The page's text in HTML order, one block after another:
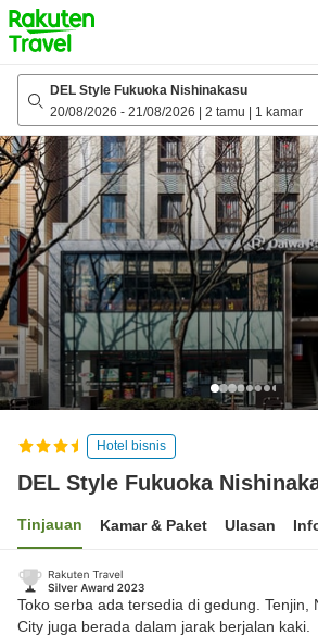
to
top
page
DEL Style Fukuoka Nishinakasu
20/08/2026 - 21/08/2026 2 tamu 1 kamar
Hotel bisnis
DEL Style Fukuoka
Tinjauan Kamar & Paket Ulasan
Toko serba ada tersedia di gedung. Tenjin,
City juga berada dalam jarak berjalan kaki.